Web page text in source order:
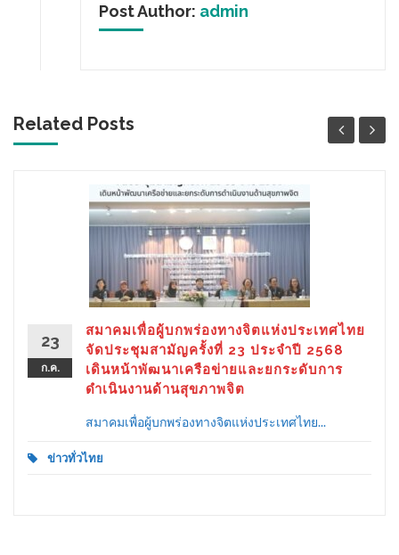
Post Author: admin
Related Posts
23
ก.ค.
สมาคมเพื่อผู้บกพร่องทางจิตแห่งประเทศไทย
จัดประชุมสามัญครั้งที่ 23 ประจำปี 2568
เดินหน้าพัฒนาเครือข่ายและยกระดับการ
ดำเนินงานด้านสุขภาพจิต
สมาคมเพื่อผู้บกพร่องทางจิตแห่งประเทศไทย...
ข่าวทั่วไทย